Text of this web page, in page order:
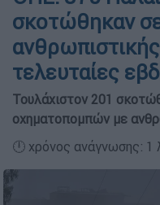
σκοτώθηκαν
τελευταίες
Τουλάχιστον 201
οχηματοπομπών με
🕛 χρόνος ανάγνωσης: